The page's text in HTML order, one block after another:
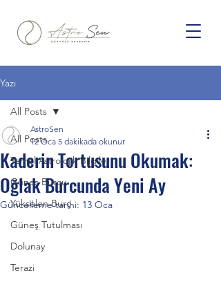
Yazı
All Posts
Temel Astrolojik Bilgiler
Güneş Burcu
Yükselen Burç
Güneş Tutulması
Dolunay
Terazi
All Posts
Kaderin Tortusunu Okumak:
Oğlak Burcunda Yeni Ay
AstroSen
12 Oca 5 dakikada okunur
Güncelleme tarihi: 13 Oca